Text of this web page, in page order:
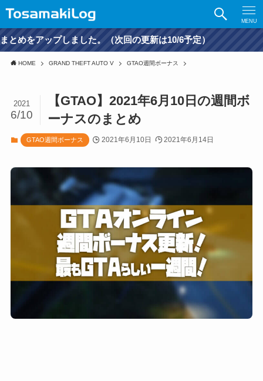
MENU
た。（次回の更新は10/6予定）
HOME GRAND THEFT AUTO V GTAO週間ボーナス
【GTAO】2021年6月10日の週間ボ
ーナスのまとめ
2021
6/10
GTAO週間ボーナス 2021年6月10日 2021年6月14日